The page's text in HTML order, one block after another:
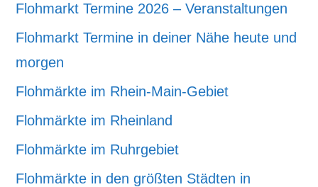
Flohmarkt Termine 2026 – Veranstaltungen
Flohmarkt Termine in deiner Nähe heute und
morgen
Flohmärkte im Rhein-Main-Gebiet
Flohmärkte im Rheinland
Flohmärkte im Ruhrgebiet
Flohmärkte in den größten Städten in